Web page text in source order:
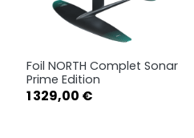
Foil NORTH Complet Sonar
Prime Edition
Prix
1 329,00 €